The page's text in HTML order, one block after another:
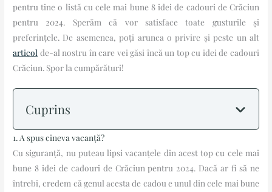
pentru tine o listă cu cele mai bune 8 idei de cadouri de Crăciun
pentru 2024. Sperăm că vor satisface toate gusturile și
preferințele. De asemenea, poți arunca o privire și peste un alt
articol de-al nostru în care vei găsi încă un top cu idei de cadouri
Crăciun. Spor la cumpărături!
Cuprins
1. A spus cineva vacanță?
Cu siguranță, nu puteau lipsi vacanțele din acest top cu cele mai
bune 8 idei de cadouri de Crăciun pentru 2024. Dacă ar fi să ne
întrebi, credem că genul acesta de cadou e unul din cele mai bune